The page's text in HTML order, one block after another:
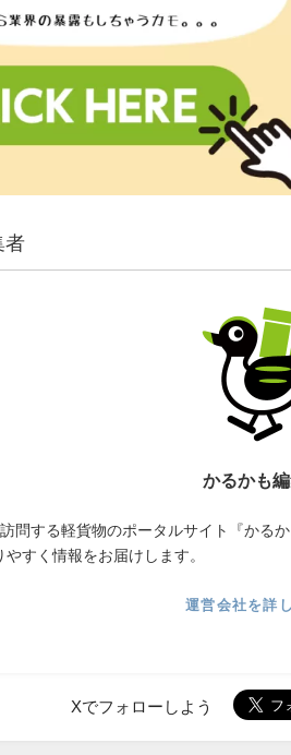
者
かるかも
問する軽貨物のポータルサイト『かる
すく情報をお届けします。
運営会社を詳
Xでフォローしよう